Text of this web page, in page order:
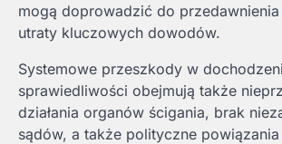
mogą doprowadzić do
utraty kluczowych dowodów.
Systemowe przeszkody w
sprawiedliwości obejmują także
działania organów ścigania, brak
sądów, a także polityczne